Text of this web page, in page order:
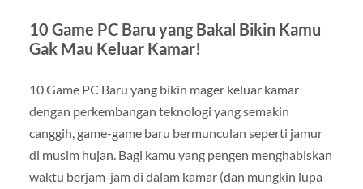
10 Game PC Baru yang Bakal Bikin Kamu
Gak Mau Keluar Kamar!
10 Game PC Baru yang bikin mager keluar kamar
dengan perkembangan teknologi yang semakin
canggih, game-game baru bermunculan seperti jamur
di musim hujan. Bagi kamu yang pengen menghabiskan
waktu berjam-jam di dalam kamar (dan mungkin lupa